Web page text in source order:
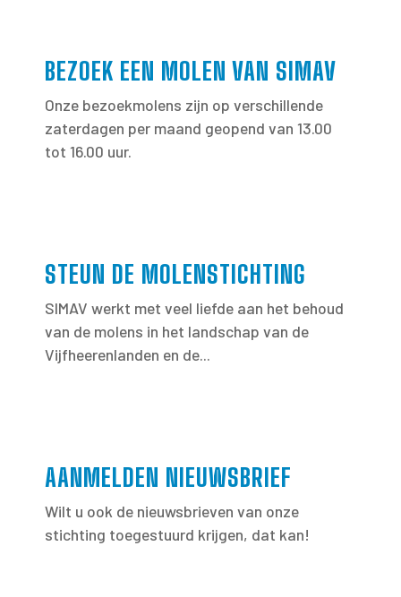
BEZOEK EEN MOLEN VAN SIMAV
Onze bezoekmolens zijn op verschillende
zaterdagen per maand geopend van 13.00
tot 16.00 uur.
STEUN DE MOLENSTICHTING
SIMAV werkt met veel liefde aan het behoud
van de molens in het landschap van de
Vijfheerenlanden en de...
AANMELDEN NIEUWSBRIEF
Wilt u ook de nieuwsbrieven van onze
stichting toegestuurd krijgen, dat kan!